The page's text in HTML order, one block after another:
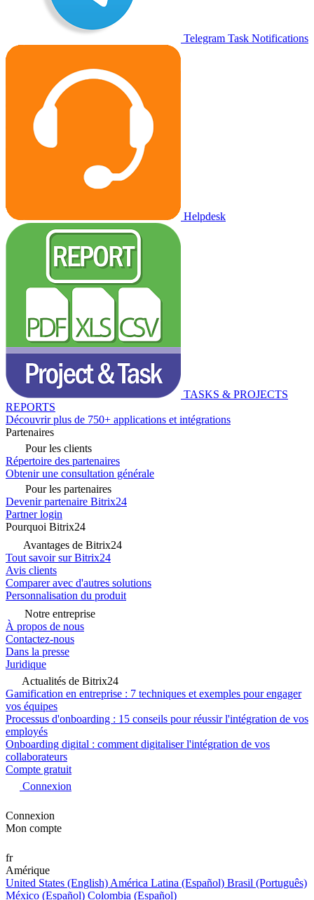
Telegram Task Notifications
Helpdesk
TASKS & PROJECTS
REPORTS
Découvrir plus de 750+ applications et intégrations
Partenaires
Pour les clients
Répertoire des partenaires
Obtenir une consultation générale
Pour les partenaires
Devenir partenaire Bitrix24
Partner login
Pourquoi Bitrix24
Avantages de Bitrix24
Tout savoir sur Bitrix24
Avis clients
Comparer avec d'autres solutions
Personnalisation du produit
Notre entreprise
À propos de nous
Contactez-nous
Dans la presse
Juridique
Actualités de Bitrix24
Gamification en entreprise : 7 techniques et exemples pour engager
vos équipes
Processus d'onboarding : 15 conseils pour réussir l'intégration de vos
employés
Onboarding digital : comment digitaliser l'intégration de vos
collaborateurs
Compte gratuit
Connexion
Connexion
Mon compte
fr
Amérique
United States (English) América Latina (Español) Brasil (Português)
México (Español) Colombia (Español)